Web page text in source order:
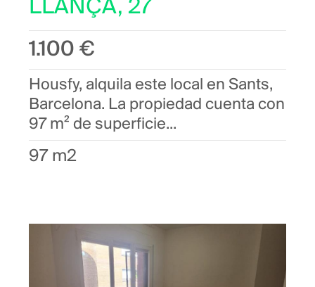
LLANÇA, 27
1.100 €
Housfy, alquila este local en Sants,
Barcelona. La propiedad cuenta con
97 m² de superficie...
97 m2